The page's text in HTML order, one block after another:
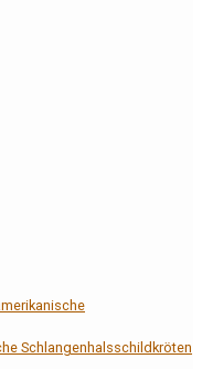
Schlangenhalsschildkröten